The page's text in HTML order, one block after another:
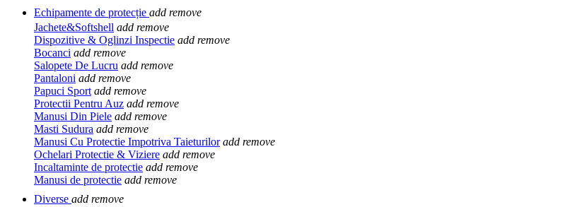
Echipamente de protecție add remove
Jachete&Softshell add remove
Dispozitive & Oglinzi Inspectie add remove
Bocanci add remove
Salopete De Lucru add remove
Pantaloni add remove
Papuci Sport add remove
Protectii Pentru Auz add remove
Manusi Din Piele add remove
Masti Sudura add remove
Manusi Cu Protectie Impotriva Taieturilor add remove
Ochelari Protectie & Viziere add remove
Incaltaminte de protectie add remove
Manusi de protectie add remove
Diverse add remove